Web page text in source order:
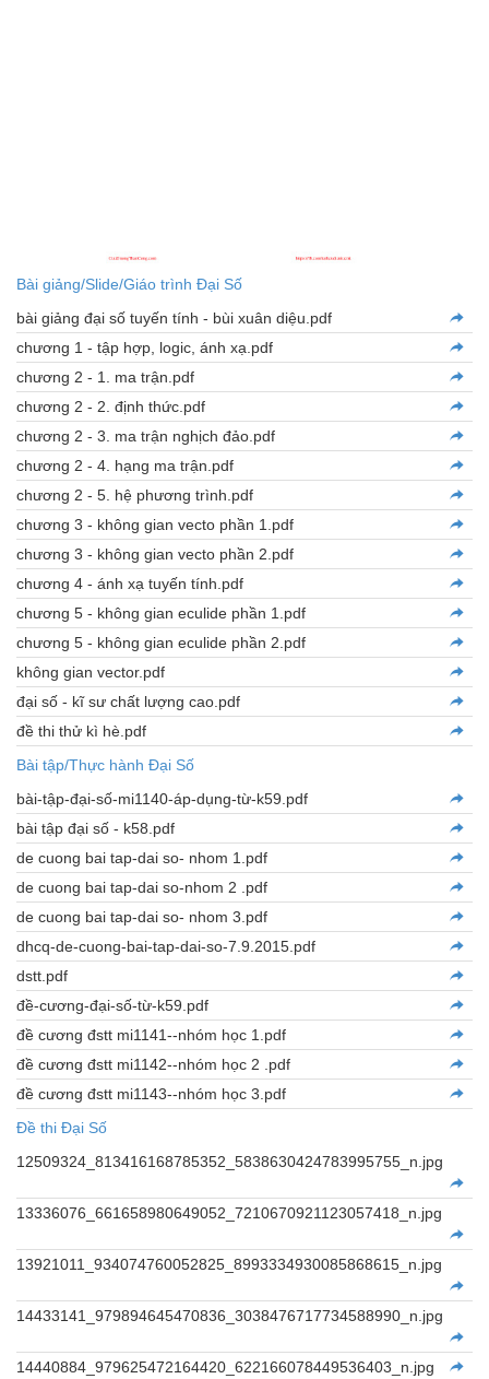
Bài giảng/Slide/Giáo trình Đại Số
bài giảng đại số tuyến tính - bùi xuân diệu.pdf
chương 1 - tập hợp, logic, ánh xạ.pdf
chương 2 - 1. ma trận.pdf
chương 2 - 2. định thức.pdf
chương 2 - 3. ma trận nghịch đảo.pdf
chương 2 - 4. hạng ma trận.pdf
chương 2 - 5. hệ phương trình.pdf
chương 3 - không gian vecto phần 1.pdf
chương 3 - không gian vecto phần 2.pdf
chương 4 - ánh xạ tuyến tính.pdf
chương 5 - không gian eculide phần 1.pdf
chương 5 - không gian eculide phần 2.pdf
không gian vector.pdf
đại số - kĩ sư chất lượng cao.pdf
đề thi thử kì hè.pdf
Bài tập/Thực hành Đại Số
bài-tập-đại-số-mi1140-áp-dụng-từ-k59.pdf
bài tập đại số - k58.pdf
de cuong bai tap-dai so- nhom 1.pdf
de cuong bai tap-dai so-nhom 2 .pdf
de cuong bai tap-dai so- nhom 3.pdf
dhcq-de-cuong-bai-tap-dai-so-7.9.2015.pdf
dstt.pdf
đề-cương-đại-số-từ-k59.pdf
đề cương đstt mi1141--nhóm học 1.pdf
đề cương đstt mi1142--nhóm học 2 .pdf
đề cương đstt mi1143--nhóm học 3.pdf
Đề thi Đại Số
12509324_813416168785352_5838630424783995755_n.jpg
13336076_661658980649052_7210670921123057418_n.jpg
13921011_934074760052825_8993334930085868615_n.jpg
14433141_979894645470836_3038476717734588990_n.jpg
14440884_979625472164420_622166078449536403_n.jpg